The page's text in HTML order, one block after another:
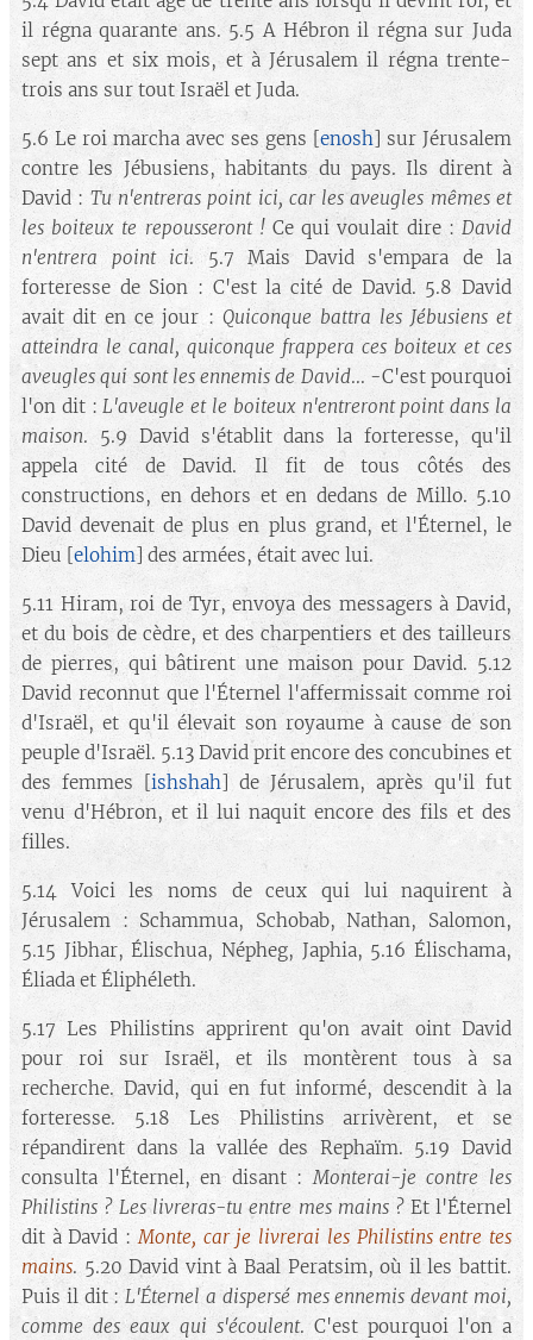
il régna quarante ans. 5.5 A Hébron il régna sur Juda
sept ans et six mois, et à Jérusalem il régna trente-
trois ans sur tout Israël et Juda.
5.6 Le roi marcha avec ses gens [enosh] sur Jérusalem
contre les Jébusiens, habitants du pays. Ils dirent à
David : Tu n'entreras point ici, car les aveugles mêmes et
les boiteux te repousseront !Ce qui voulait dire :David
n'entrera point ici. 5.7 Mais David s'empara de la
forteresse de Sion : C'est la cité de David. 5.8 David
avait dit en ce jour : Quiconque battra les Jébusiens et
atteindra le canal, quiconque frappera ces boiteux et ces
aveugles qui sont les ennemis de David... -C'est pourquoi
l'on dit :L'aveugle et le boiteux n'entreront point dans la
maison. 5.9 David s'établit dans la forteresse, qu'il
appela cité de David. Il fit de tous côtés des
constructions, en dehors et en dedans de Millo. 5.10
David devenait de plus en plus grand, et l'Éternel, le
Dieu [elohim] des armées, était avec lui.
5.11 Hiram, roi de Tyr, envoya des messagers à David,
et du bois de cèdre, et des charpentiers et des tailleurs
de pierres, qui bâtirent une maison pour David. 5.12
David reconnut que l'Éternel l'affermissait comme roi
d'Israël, et qu'il élevait son royaume à cause de son
peuple d'Israël. 5.13 David prit encore des concubines et
des femmes [ishshah] de Jérusalem, après qu'il fut
venu d'Hébron, et il lui naquit encore des fils et des
filles.
5.14 Voici les noms de ceux qui lui naquirent à
Jérusalem : Schammua, Schobab, Nathan, Salomon,
5.15 Jibhar, Élischua, Népheg, Japhia, 5.16 Élischama,
Éliada et Éliphéleth.
5.17 Les Philistins apprirent qu'on avait oint David
pour roi sur Israël, et ils montèrent tous à sa
recherche. David, qui en fut informé, descendit à la
forteresse. 5.18 Les Philistins arrivèrent, et se
répandirent dans la vallée des Rephaïm. 5.19 David
consulta l'Éternel, en disant :Monterai-je contre les
Philistins ? Les livreras-tu entre mes mains ?Et l'Éternel
dit à David :Monte, car je livrerai les Philistins entre tes
mains. 5.20 David vint à Baal Peratsim, où il les battit.
Puis il dit :L'Éternel a dispersé mes ennemis devant moi,
comme des eaux qui s'écoulent. C'est pourquoi l'on a